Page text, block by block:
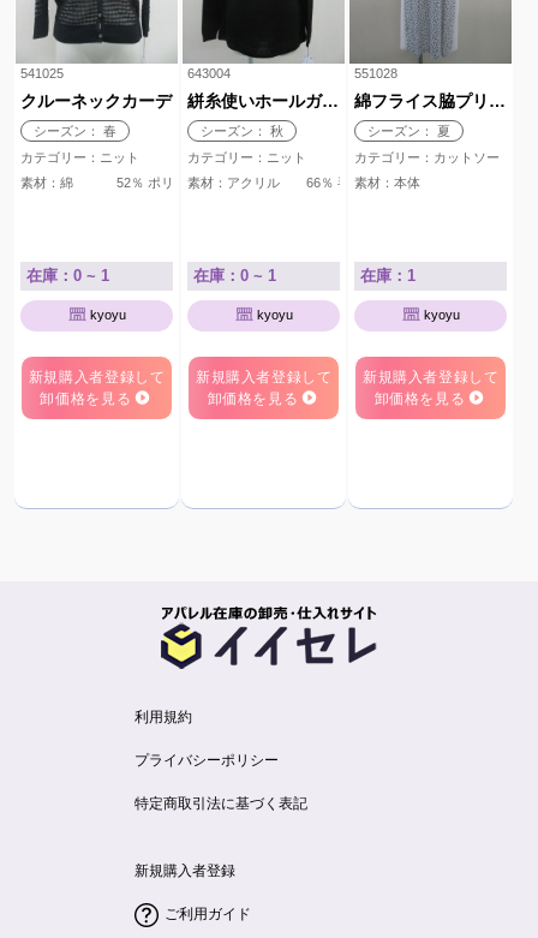
541025
クルーネックカーデ
シーズン： 春
カテゴリー：ニット
素材：綿 52％ ポリエステル 48％
在庫：0 ~ 1
kyoyu
新規購入者登録して
卸価格を見る
643004
絣糸使いホールガーメント
シーズン： 秋
カテゴリー：ニット
素材：アクリル 66％ 毛 26％ ナイロン 8
在庫：0 ~ 1
kyoyu
新規購入者登録して
卸価格を見る
551028
綿フライス脇プリーツワンピース
シーズン： 夏
カテゴリー：カットソー
素材：本体 綿 100
在庫：1
kyoyu
新規購入者登録して
卸価格を見る
利用規約
プライバシーポリシー
特定商取引法に基づく表記
新規購入者登録
ご利用ガイド